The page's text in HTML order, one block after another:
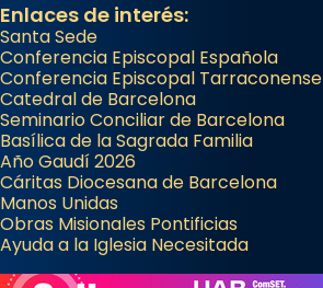
Enlaces de interés:
Santa Sede
Conferencia Episcopal Española
Conferencia Episcopal Tarraconense
Catedral de Barcelona
Seminario Conciliar de Barcelona
Basílica de la Sagrada Familia
Año Gaudí 2026
Cáritas Diocesana de Barcelona
Manos Unidas
Obras Misionales Pontificias
Ayuda a la Iglesia Necesitada